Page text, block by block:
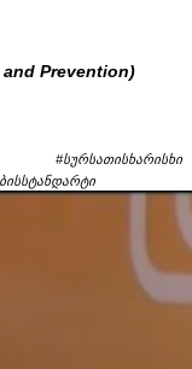
Prevention)